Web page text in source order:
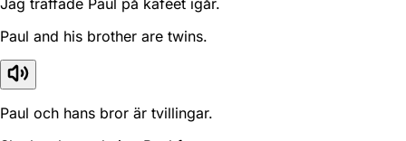
Jag träffade Paul på kaféet igår.
Paul and his brother are twins.
Paul och hans bror är tvillingar.